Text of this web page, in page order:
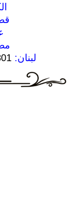
لبنان: